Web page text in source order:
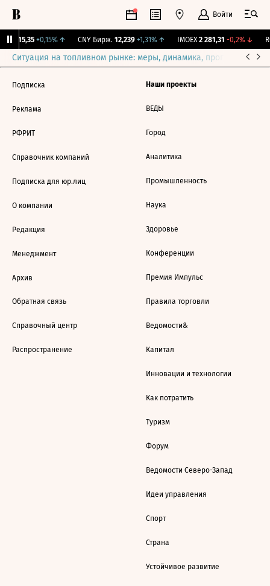
Войти
115,35 +0,15%↑ CNY Бирж. 12,239 +1,31%↑ IMOEX 2 281,31 -0,2%↓
Ситуация на топливном рынке: меры, динамика, прогнозы
Подписка
Реклама
РФРИТ
Справочник компаний
Подписка для юр.лиц
О компании
Редакция
Менеджмент
Архив
Обратная связь
Справочный центр
Распространение
Наши проекты
ВЕДЫ
Город
Аналитика
Промышленность
Наука
Здоровье
Конференции
Премия Импульс
Правила торговли
Ведомости&
Капитал
Инновации и технологии
Как потратить
Туризм
Форум
Ведомости Северо-Запад
Идеи управления
Спорт
Страна
Устойчивое развитие